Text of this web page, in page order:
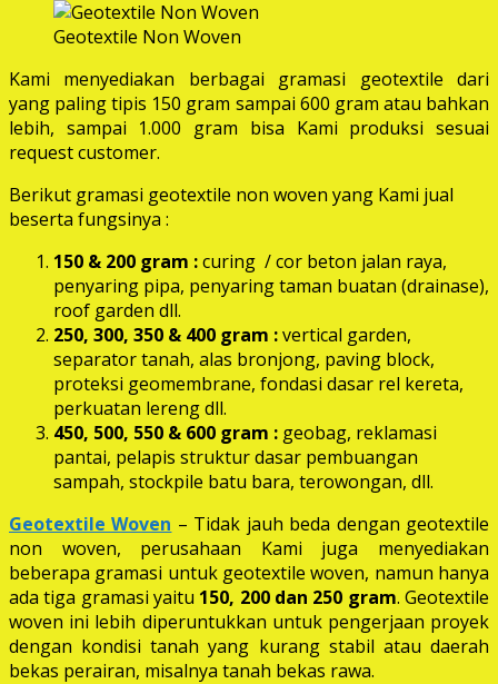
Geotextile Non Woven
Kami menyediakan berbagai gramasi geotextile dari
yang paling tipis 150 gram sampai 600 gram atau bahkan
lebih, sampai 1.000 gram bisa Kami produksi sesuai
request customer.
Berikut gramasi geotextile non woven yang Kami jual
beserta fungsinya :
150 & 200 gram :curing / cor beton jalan raya,
penyaring pipa, penyaring taman buatan (drainase),
roof garden dll.
250, 300, 350 & 400 gram :vertical garden,
separator tanah, alas bronjong, paving block,
proteksi geomembrane, fondasi dasar rel kereta,
perkuatan lereng dll.
450, 500, 550 & 600 gram : geobag, reklamasi
pantai, pelapis struktur dasar pembuangan
sampah, stockpile batu bara, terowongan, dll.
Geotextile Woven – Tidak jauh beda dengan geotextile
non woven, perusahaan Kami juga menyediakan
beberapa gramasi untuk geotextile woven, namun hanya
ada tiga gramasi yaitu 150, 200 dan 250 gram. Geotextile
woven ini lebih diperuntukkan untuk pengerjaan proyek
dengan kondisi tanah yang kurang stabil atau daerah
bekas perairan, misalnya tanah bekas rawa.